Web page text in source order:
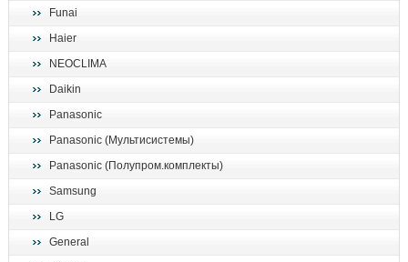
Funai
Haier
NEOCLIMA
Daikin
Panasonic
Panasonic (Мультисистемы)
Panasonic (Полупром.комплекты)
Samsung
LG
General